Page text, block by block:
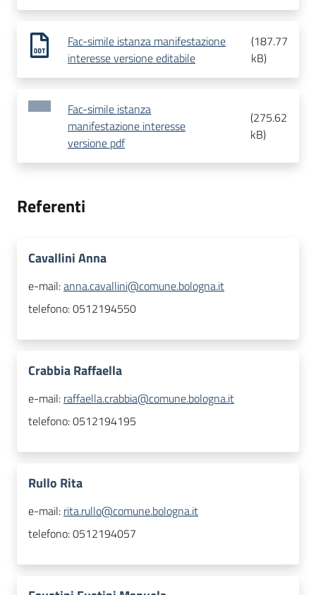
Fac-simile istanza manifestazione
interesse versione editabile
(187.77
kB)
Fac-simile istanza
manifestazione interesse
versione pdf
(275.62
kB)
Referenti
Cavallini Anna
e-mail:anna.cavallini@comune.bologna.it
telefono:0512194550
Crabbia Raffaella
e-mail: raffaella.crabbia@comune.bologna.it
telefono:0512194195
Rullo Rita
e-mail: rita.rullo@comune.bologna.it
telefono:0512194057